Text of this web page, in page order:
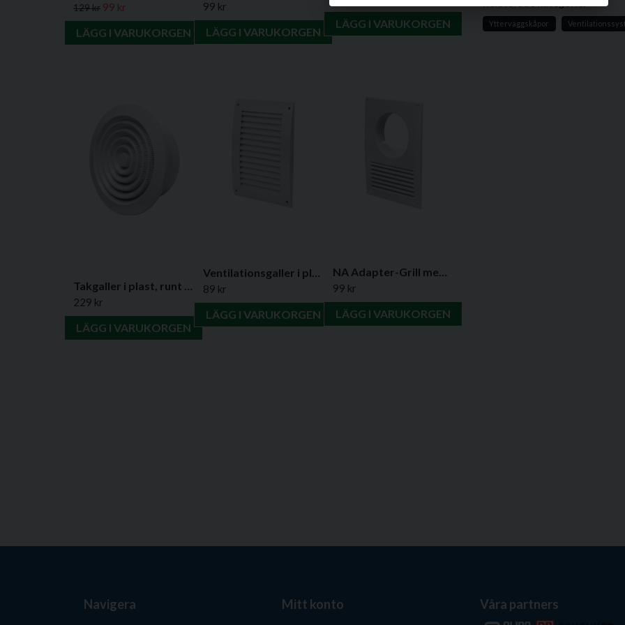
129 kr 99 kr
LÄGG I VARUKORGEN
99 kr
LÄGG I VARUKORGEN
LÄGG I VARUKORGEN
229 kr
LÄGG I VARUKORGEN
Ventilationsgaller i plast, rektangulära - Flera varianter
89 kr
LÄGG I VARUKORGEN
NA Adapter-Grill med Luftdeflektor
99 kr
LÄGG I VARUKORGEN
ND12FV:A: 190 mm, B:
mm, H1: 30 mm. Vikt:
Ytterväggskåpor
Navigera Mitt konto Våra partners